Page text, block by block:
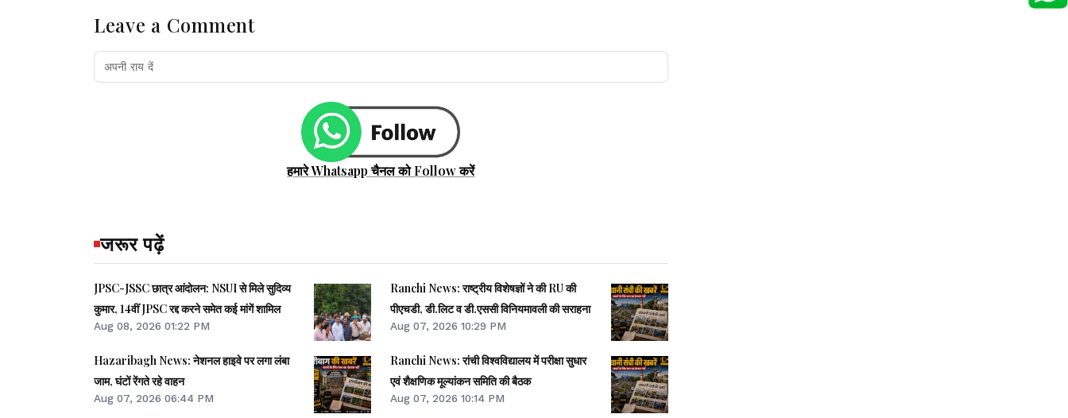
Leave a Comment
हमारे Whatsapp चैनल को Follow करें
जरूर पढ़ें
JPSC-JSSC छात्र आंदोलन: NSUI से मिले सुदिव्य
कुमार, 14वीं JPSC रद्द करने समेत कई मांगें शामिल
Aug 08, 2026 01:22 PM
Hazaribagh News: नेशनल हाइवे पर लगा लंबा
जाम, घंटों रेंगते रहे वाहन
Aug 07, 2026 06:44 PM
Ranchi News: राष्ट्रीय विशेषज्ञों ने की RU की
पीएचडी, डी.लिट व डी.एससी विनियमावली की सराहना
Aug 07, 2026 10:29 PM
Ranchi News: रांची विश्वविद्यालय में परीक्षा सुधार
एवं शैक्षणिक मूल्यांकन समिति की बैठक
Aug 07, 2026 10:14 PM